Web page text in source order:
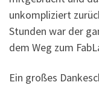
unkompliziert
Stunden war der
dem Weg zum
Ein großes